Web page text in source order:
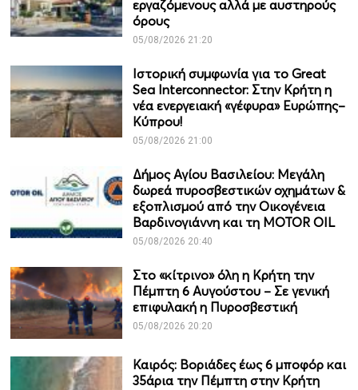
εργαζόμενους αλλά με αυστηρούς
όρους
05/08/2026 21:20
Ιστορική συμφωνία για το Great
Sea Interconnector: Στην Κρήτη η
νέα ενεργειακή «γέφυρα» Ευρώπης–
Κύπρου!
05/08/2026 21:00
Δήμος Αγίου Βασιλείου: Μεγάλη
δωρεά πυροσβεστικών οχημάτων &
εξοπλισμού από την Οικογένεια
Βαρδινογιάννη και τη MOTOR OIL
05/08/2026 20:40
Στο «κίτρινο» όλη η Κρήτη την
Πέμπτη 6 Αυγούστου – Σε γενική
επιφυλακή η Πυροσβεστική
05/08/2026 20:20
Καιρός: Βοριάδες έως 6 μποφόρ και
35άρια την Πέμπτη στην Κρήτη